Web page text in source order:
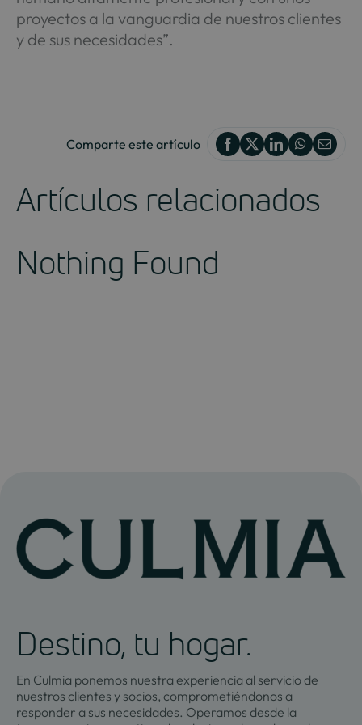
proyectos a la vanguardia de nuestros clientes
y de sus necesidades”.
Comparte este artículo
Artículos relacionados
Nothing Found
Destino, tu hogar.
En Culmia ponemos nuestra experiencia al servicio de
nuestros clientes y socios, comprometiéndonos a
responder a sus necesidades. Operamos desde la